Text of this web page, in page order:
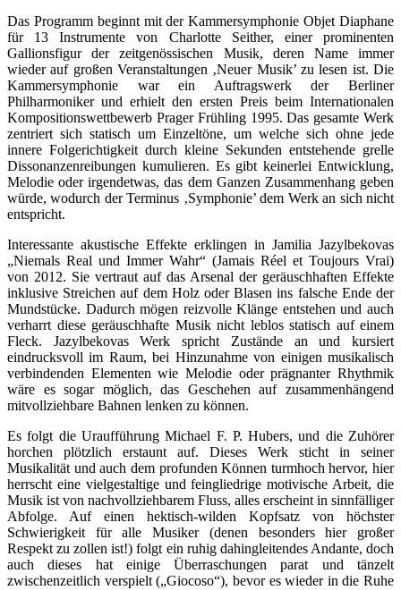
Das Programm beginnt mit der Kammersymphonie Objet Diaphane
für 13 Instrumente von Charlotte Seither, einer prominenten
Gallionsfigur der zeitgenössischen Musik, deren Name immer
wieder auf großen Veranstaltungen ‚Neuer Musik’ zu lesen ist. Die
Kammersymphonie war ein Auftragswerk der Berliner
Philharmoniker und erhielt den ersten Preis beim Internationalen
Kompositionswettbewerb Prager Frühling 1995. Das gesamte Werk
zentriert sich statisch um Einzeltöne, um welche sich ohne jede
innere Folgerichtigkeit durch kleine Sekunden entstehende grelle
Dissonanzenreibungen kumulieren. Es gibt keinerlei Entwicklung,
Melodie oder irgendetwas, das dem Ganzen Zusammenhang geben
würde, wodurch der Terminus ‚Symphonie’ dem Werk an sich nicht
entspricht.
Interessante akustische Effekte erklingen in Jamilia Jazylbekovas
„Niemals Real und Immer Wahr“ (Jamais Réel et Toujours Vrai)
von 2012. Sie vertraut auf das Arsenal der geräuschhaften Effekte
inklusive Streichen auf dem Holz oder Blasen ins falsche Ende der
Mundstücke. Dadurch mögen reizvolle Klänge entstehen und auch
verharrt diese geräuschhafte Musik nicht leblos statisch auf einem
Fleck. Jazylbekovas Werk spricht Zustände an und kursiert
eindrucksvoll im Raum, bei Hinzunahme von einigen musikalisch
verbindenden Elementen wie Melodie oder prägnanter Rhythmik
wäre es sogar möglich, das Geschehen auf zusammenhängend
mitvollziehbare Bahnen lenken zu können.
Es folgt die Uraufführung Michael F. P. Hubers, und die Zuhörer
horchen plötzlich erstaunt auf. Dieses Werk sticht in seiner
Musikalität und auch dem profunden Können turmhoch hervor, hier
herrscht eine vielgestaltige und feingliedrige motivische Arbeit, die
Musik ist von nachvollziehbarem Fluss, alles erscheint in sinnfälliger
Abfolge. Auf einen hektisch-wilden Kopfsatz von höchster
Schwierigkeit für alle Musiker (denen besonders hier großer
Respekt zu zollen ist!) folgt ein ruhig dahingleitendes Andante, doch
auch dieses hat einige Überraschungen parat und tänzelt
zwischenzeitlich verspielt („Giocoso“), bevor es wieder in die Ruhe